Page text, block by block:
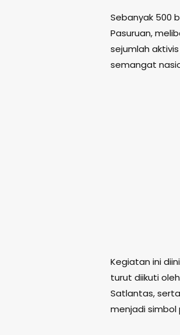
Sebanyak 500
Pasuruan,
sejumlah
semangat
Kegiatan ini
turut diikuti oleh
Satlantas,
menjadi